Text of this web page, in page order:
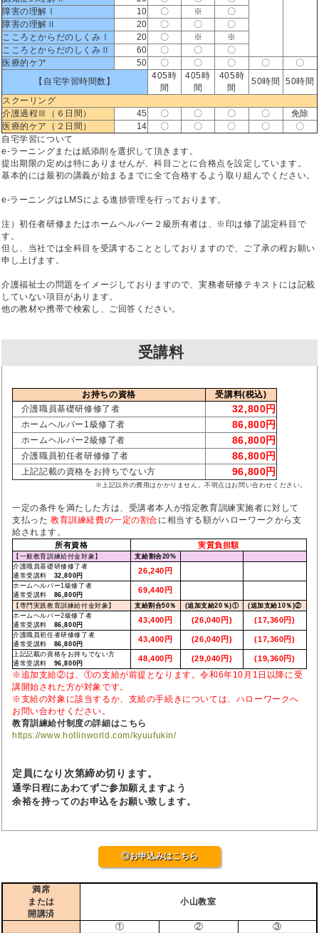
障害の理解Ⅰ
10 〇 ※
〇
障害の理解Ⅱ
20 〇 〇
〇
こころとからだのしくみⅠ
20 〇 ※
※
こころとからだのしくみⅡ
60 〇 〇
〇
医療的ケア
50 〇 〇 〇 〇
〇
【自宅学習時間数】
405時
間
405時
間
405時
間
50時間
50時間
スクーリング
介護過程Ⅲ（６日間）
45 〇 〇 〇 〇
免除
医療的ケア（２日間）
14 〇 〇 〇 〇
〇
自宅学習について
e-ラーニングまたは紙添削を選択して頂きます。
提出期限の定めは特にありませんが、科目ごとに合格点を設定しています。
基本的には最初の講義が始まるまでに全て合格するよう取り組んでください。
e-ラーニングはLMSによる進捗管理を行っております。
注）初任者研修またはホームヘルパー２級所有者は、※印は修了認定科目で
す。
但し、当社では全科目を受講することとしておりますので、ご了承の程お願い
申し上げます。
介護福祉士の問題をイメージしておりますので、実務者研修テキストには記載
していない項目があります。
他の教材や携帯で検索し、ご回答ください。
受講料
お持ちの資格
受講料(税込)
介護職員基礎研修修了者
32,800円
ホームヘルパー1級修了者 86,800円
ホームヘルパー2級修了者 86,800円
介護職員初任者研修修了者 86,800円
上記記載の資格をお持ちでない方 96,800円
※上記以外の費用はかかりません。不明点はお問い合わせください。
一定の条件を満たした方は、受講者本人が指定教育訓練実施者に対して
支払った 教育訓練経費の一定の割合に相当する額がハローワークから支
給されます。
所有資格 実質負担額
【一般教育訓練給付金対象】 支給割合20%
介護職員基礎研修修了者
通常受講料 32,800円
26,240円
ホームヘルパー1級修了者
通常受講料 86,800円
69,440円
【専門実践教育訓練給付金対象】 支給割合50％ (追加支給20％)① (追加支給10％)②
ホームヘルパー2級修了者
通常受講料 86,800円
43,400円 (26,040円) (17,360円)
介護職員初任者研修修了者
通常受講料 86,800円
43,400円 (26,040円) (17,360円)
上記記載の資格をお持ちでない方
通常受講料 96,800円
48,400円 (29,040円) (19,360円)
※追加支給②は、①の支給が前提となります。令和6年10月1日以降に受
講開始された方が対象です。
※支給の対象に該当するか、支給の手続きについては、ハローワークへ
お問い合わせください。
教育訓練給付制度の詳細はこちら
https://www.hotlinworld.com/kyuufukin/
定員になり次第締め切ります。
通学日程にあわてずご参加願えますよう
余裕を持ってのお申込をお願い致します。
◎お申込みはこちら
満席
または
開講済
小山教室
① ②
③